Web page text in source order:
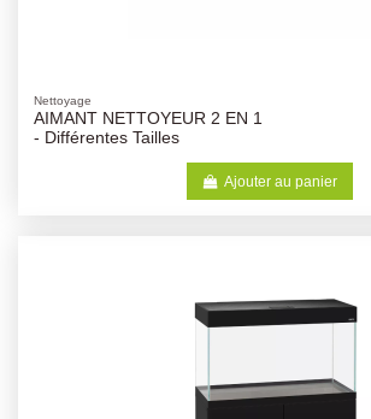
Nettoyage
AIMANT NETTOYEUR 2 EN 1
- Différentes Tailles
Ajouter au panier